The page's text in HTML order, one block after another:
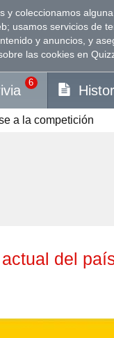
y coleccionamos
usamos servicios de
y anuncios, y
las cookies en
6
a la competición
actual del